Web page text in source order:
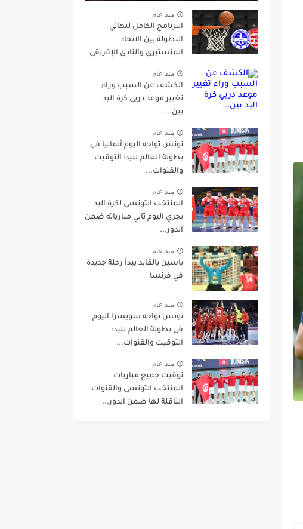
منذ عام
البرنامج الكامل لنهائي
البطولة بين الاتحاد
المنستيري والنادي الإفريقي
منذ عام
الكشف عن السبب وراء
تغيير موعد دربي كرة اليد
بين...
منذ عام
تونس تواجه اليوم ألمانيا في
بطولة العالم لليد: التوقيت
والقنوات...
منذ عام
المنتخب التونسي لكرة اليد
يجري اليوم ثاني مبارياته ضمن
الدور...
منذ عام
ياسين بالقايد يبدأ رحلة جديدة
في فرنسا
منذ عام
تونس تواجه سويسرا اليوم
في بطولة العالم لليد:
التوقيت والقنوات...
منذ عام
توقيت جميع مباريات
المنتخب التونسي والقنوات
الناقلة لها ضمن الدور...